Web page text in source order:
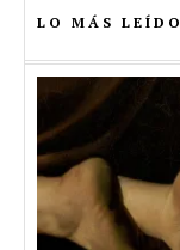
LO MÁS LEÍDO